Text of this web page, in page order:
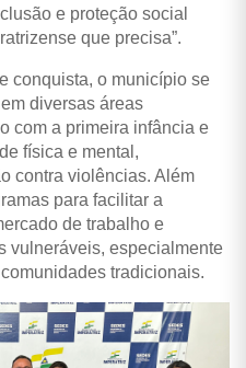
e proteção social
que precisa”.
conquista, o município se
diversas áreas
com a primeira infância e
física e mental,
contra violências. Além
para facilitar a
de trabalho e
vulneráveis, especialmente
tradicionais.